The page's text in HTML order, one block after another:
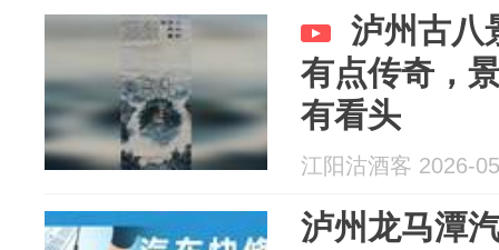
泸州古八
有点传奇，
有看头
江阳沽酒客 2026-
泸州龙马潭